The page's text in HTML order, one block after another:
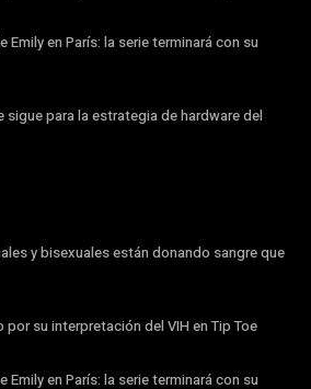
en París: la serie terminará con su
sigue para la estrategia de hardware del
y bisexuales están donando sangre que
por su interpretación del VIH en Tip Toe
en París: la serie terminará con su